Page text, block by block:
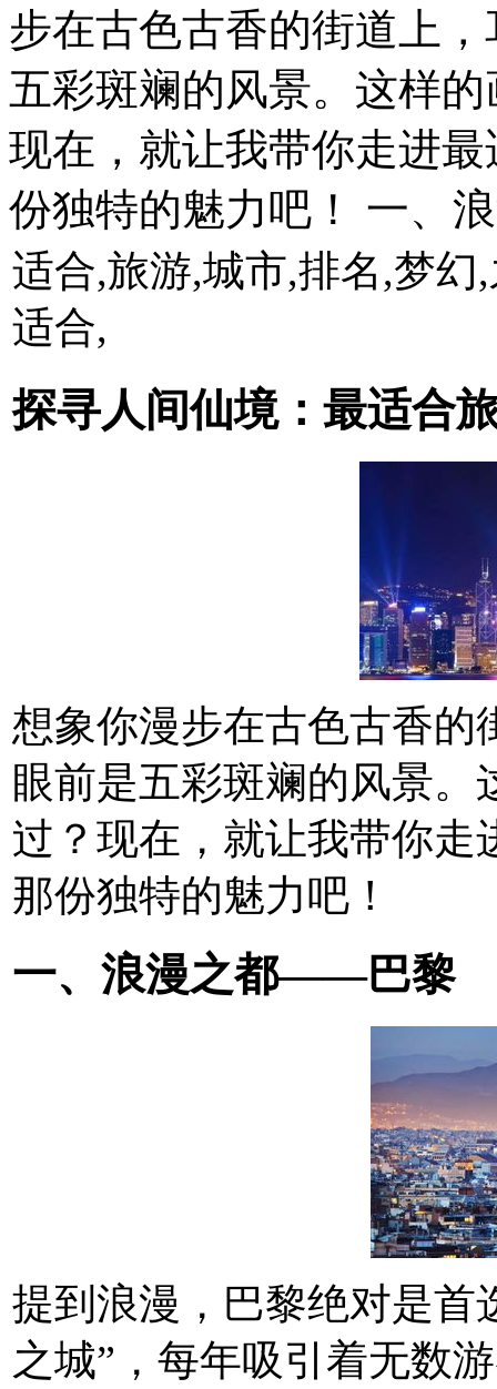
步在古色古香的街道上
五彩斑斓的风景。这样
现在，就让我带你走进
份独特的魅力吧！ 一、
适合,旅游,城市,排名,梦
适合,
探寻人间仙境：最适合
想象你漫步在古色古香的
眼前是五彩斑斓的风景
过？现在，就让我带你走
那份独特的魅力吧！
一、浪漫之都——巴黎
提到浪漫，巴黎绝对是首
之城”，每年吸引着无数